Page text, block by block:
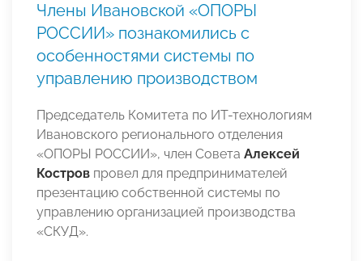
Члены Ивановской «ОПОРЫ
РОССИИ» познакомились с
особенностями системы по
управлению производством
Председатель Комитета по ИТ-технологиям
Ивановского регионального отделения
«ОПОРЫ РОССИИ», член Совета Алексей
Костров провел для предпринимателей
презентацию собственной системы по
управлению организацией производства
«СКУД».